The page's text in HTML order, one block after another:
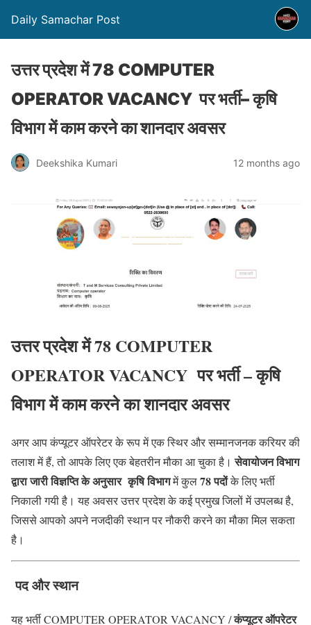
Daily Samachar Post
उत्तर प्रदेश में 78 COMPUTER
OPERATOR VACANCY पर भर्ती– कृषि
विभाग में काम करने का शानदार अवसर
Deekshika Kumari 12 months ago
उत्तर प्रदेश में 78 COMPUTER
OPERATOR VACANCY पर भर्ती – कृषि
विभाग में काम करने का शानदार अवसर
अगर आप कंप्यूटर ऑपरेटर के रूप में एक स्थिर और सम्मानजनक करियर की
तलाश में हैं, तो आपके लिए एक बेहतरीन मौका आ चुका है।सेवायोजन विभाग
द्वारा जारी विज्ञप्ति के अनुसार कृषि विभागमें कुल78 पदोंके लिए भर्ती
निकाली गयी है। यह अवसर उत्तर प्रदेश के कई प्रमुख जिलों में उपलब्ध है,
जिससे आपको अपने नजदीकी स्थान पर नौकरी करने का मौका मिल सकता
है।
पद और स्थान
यह भर्ती COMPUTER OPERATOR VACANCY /कंप्यूटर ऑपरेटर